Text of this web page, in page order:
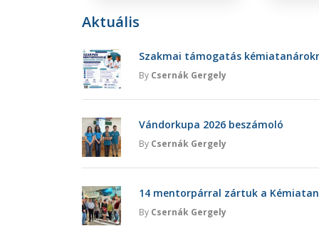
Aktuális
Szakmai támogatás
By Csernák Gergely
Vándorkupa 2026 beszámoló
By Csernák Gergely
14 mentorpárral zártuk a
By Csernák Gergely